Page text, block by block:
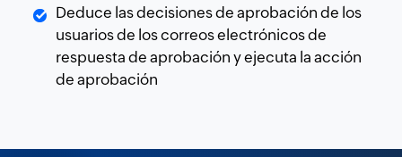
Deduce las decisiones de aprobación de los
usuarios de los correos electrónicos de
respuesta de aprobación y ejecuta la acción
de aprobación